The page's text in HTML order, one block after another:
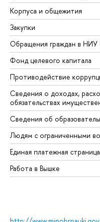
Корпуса и общежития
Закупки
Обращения граждан в
Фонд целевого капитала
Противодействие
Сведения о доходах,
обязательствах
Сведения об
Людям с ограниченными
Единая платежная страница
Работа в Вышке